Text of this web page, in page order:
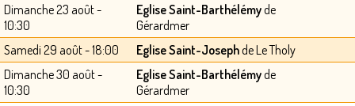
Dimanche 23 août -
10:30
Eglise Saint-Barthélémyde
Gérardmer
Samedi 29 août - 18:00
Eglise Saint-Josephde Le Tholy
Dimanche 30 août -
10:30
Eglise Saint-Barthélémyde
Gérardmer